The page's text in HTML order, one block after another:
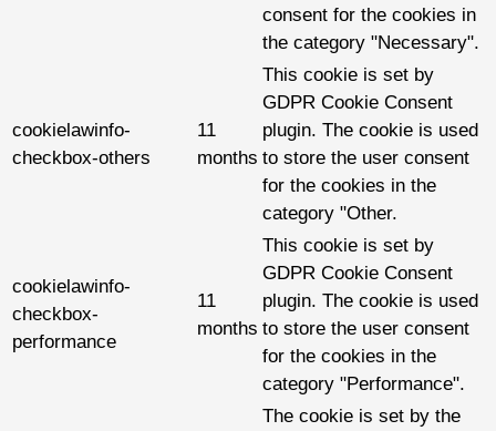
consent for the cookies in
the category "Necessary".
cookielawinfo-
checkbox-others
11
months
This cookie is set by
GDPR Cookie Consent
plugin. The cookie is used
to store the user consent
for the cookies in the
category "Other.
cookielawinfo-
checkbox-
performance
11
months
This cookie is set by
GDPR Cookie Consent
plugin. The cookie is used
to store the user consent
for the cookies in the
category "Performance".
The cookie is set by the